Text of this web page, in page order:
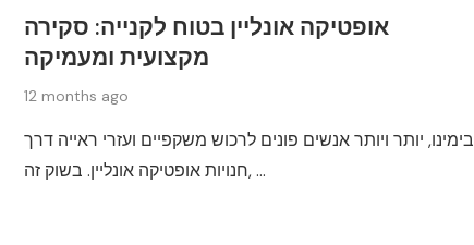
אופטיקה אונליין בטוח לקנייה: סקירה
מקצועית ומעמיקה
12 months ago
בימינו, יותר ויותר אנשים פונים לרכוש משקפיים ועזרי ראייה דרך
חנויות אופטיקה אונליין. בשוק זה, …